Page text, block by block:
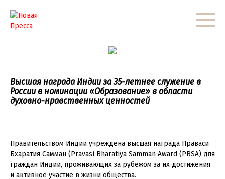
контенту
Высшая награда Индии за 35-летнее служение в
России в номинации «Образование» в области
духовно-нравственных ценностей
Правительством Индии учреждена высшая награда Праваси
Бхаратия Самман (Pravasi Bharatiya Samman Award (PBSA) для
граждан Индии, проживающих за рубежом за их достижения
и активное участие в жизни общества.